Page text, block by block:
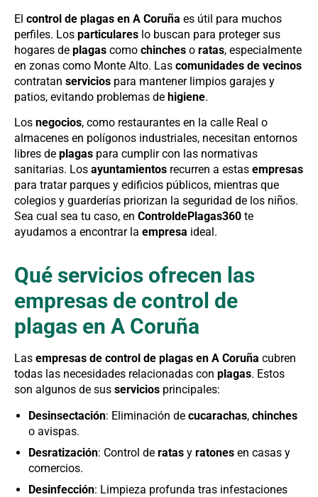
El control de plagas en A Coruña es útil para muchos
perfiles. Los particulares lo buscan para proteger sus
hogares de plagas como chinches o ratas, especialmente
en zonas como Monte Alto. Las comunidades de vecinos
contratan servicios para mantener limpios garajes y
patios, evitando problemas de higiene.
Los negocios, como restaurantes en la calle Real o
almacenes en polígonos industriales, necesitan entornos
libres de plagas para cumplir con las normativas
sanitarias. Los ayuntamientos recurren a estas empresas
para tratar parques y edificios públicos, mientras que
colegios y guarderías priorizan la seguridad de los niños.
Sea cual sea tu caso, en ControldePlagas360 te
ayudamos a encontrar la empresa ideal.
Qué servicios ofrecen las
empresas de control de
plagas en A Coruña
Las empresas de control de plagas en A Coruña cubren
todas las necesidades relacionadas con plagas. Estos
son algunos de sus servicios principales:
Desinsectación: Eliminación de cucarachas, chinches
o avispas.
Desratización: Control de ratas y ratones en casas y
comercios.
Desinfección: Limpieza profunda tras infestaciones